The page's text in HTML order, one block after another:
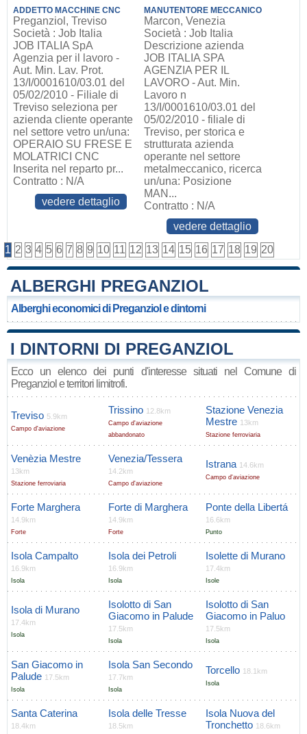
ADDETTO MACCHINE CNC
Preganziol, Treviso
Società : Job Italia
JOB ITALIA SpA
Agenzia per il lavoro -
Aut. Min. Lav. Prot.
13/I/0001610/03.01 del
05/02/2010 - Filiale di
Treviso seleziona per
azienda cliente operante
nel settore vetro un/una:
OPERAIO SU FRESE E
MOLATRICI CNC
Inserita nel reparto pr...
Contratto : N/A
vedere dettaglio
MANUTENTORE MECCANICO
Marcon, Venezia
Società : Job Italia
Descrizione azienda
JOB ITALIA SPA
AGENZIA PER IL
LAVORO - Aut. Min.
Lavoro n
13/I/0001610/03.01 del
05/02/2010 - filiale di
Treviso, per storica e
strutturata azienda
operante nel settore
metalmeccanico, ricerca
un/una: Posizione
MAN...
Contratto : N/A
vedere dettaglio
1 2 3 4 5 6 7 8 9 10 11 12 13 14 15 16 17 18 19 20
ALBERGHI PREGANZIOL
Alberghi economici di Preganziol e dintorni
I DINTORNI DI PREGANZIOL
Ecco un elenco dei punti d'interesse situati nel Comune di
Preganziol e territori limitrofi.
Treviso 5.9km
Campo d'aviazione
Trissino 12.8km
Campo d'aviazione
abbandonato
Stazione Venezia
Mestre 13km
Stazione ferroviaria
Venèzia Mestre
13km
Stazione ferroviaria
Venezia/Tessera
14.2km
Campo d'aviazione
Istrana 14.6km
Campo d'aviazione
Forte Marghera
14.9km
Forte
Forte di Marghera
14.9km
Forte
Ponte della Libertá
16.6km
Punto
Isola Campalto
16.9km
Isola
Isola dei Petroli
16.9km
Isola
Isolette di Murano
17.4km
Isole
Isola di Murano
17.4km
Isola
Isolotto di San
Giacomo in Palude
17.5km
Isola
Isolotto di San
Giacomo in Paluo
17.5km
Isola
San Giacomo in
Palude 17.5km
Isola
Isola San Secondo
17.7km
Isola
Torcello 18.1km
Isola
Santa Caterina
18.4km
Isola delle Tresse
18.5km
Isola Nuova del
Tronchetto 18.6km